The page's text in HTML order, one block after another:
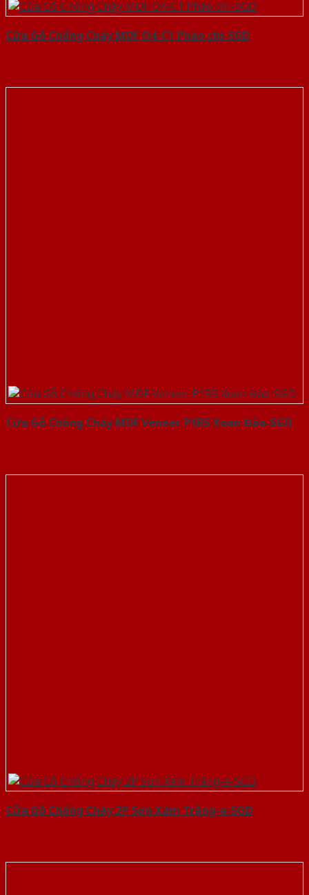
Cửa Gỗ Chống Cháy MDF O4-C1 Phào chi-SGD
Cửa Gỗ Chống Cháy MDF Veneer P1R5 Xoan Đào-SGD
Cửa Gỗ Chống Cháy 2P Sơn Xám Trắng-a-SGD